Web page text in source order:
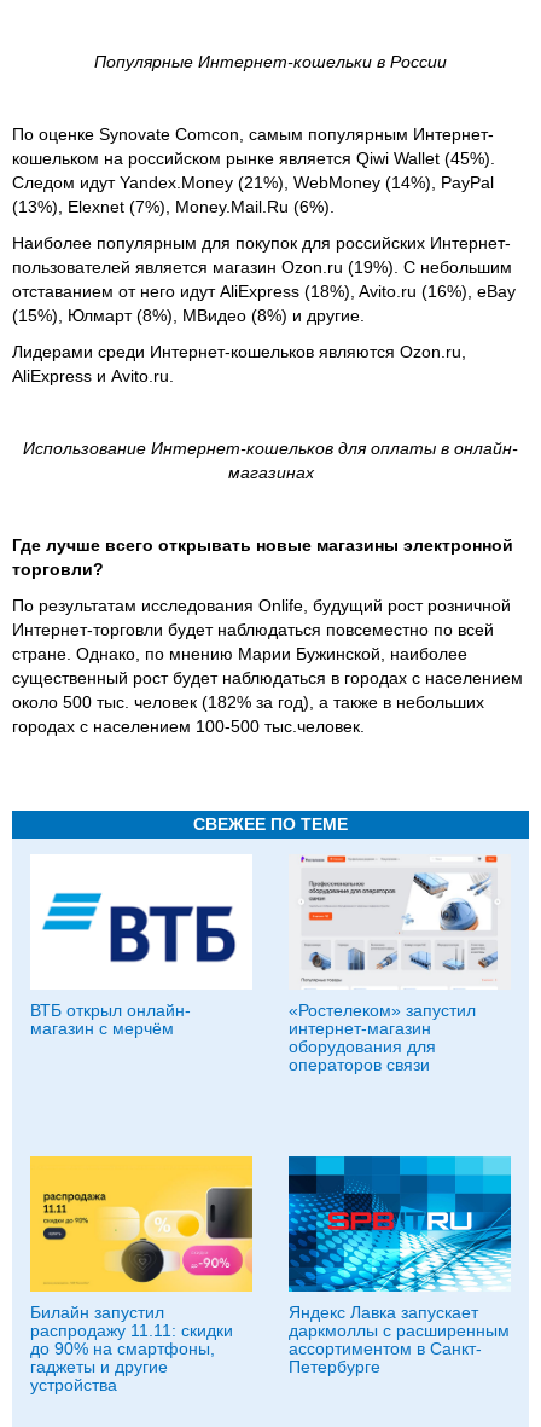
Популярные Интернет-кошельки в России
По оценке Synovate Comcon, самым популярным Интернет-
кошельком на российском рынке является Qiwi Wallet (45%).
Следом идут Yandex.Money (21%), WebMoney (14%), PayPal
(13%), Elexnet (7%), Money.Mail.Ru (6%).
Наиболее популярным для покупок для российских Интернет-
пользователей является магазин Ozon.ru (19%). С небольшим
отставанием от него идут AliExpress (18%), Avito.ru (16%), eBay
(15%), Юлмарт (8%), МВидео (8%) и другие.
Лидерами среди Интернет-кошельков являются Ozon.ru,
AliExpress и Avito.ru.
Использование Интернет-кошельков для оплаты в онлайн-
магазинах
Где лучше всего открывать новые магазины электронной
торговли?
По результатам исследования Onlife, будущий рост розничной
Интернет-торговли будет наблюдаться повсеместно по всей
стране. Однако, по мнению Марии Бужинской, наиболее
существенный рост будет наблюдаться в городах с населением
около 500 тыс. человек (182% за год), а также в небольших
городах с населением 100-500 тыс.человек.
СВЕЖЕЕ ПО ТЕМЕ
ВТБ открыл онлайн-
магазин с мерчём
«Ростелеком» запустил
интернет-магазин
оборудования для
операторов связи
Билайн запустил
распродажу 11.11: скидки
до 90% на смартфоны,
гаджеты и другие
устройства
Яндекс Лавка запускает
даркмоллы с расширенным
ассортиментом в Санкт-
Петербурге